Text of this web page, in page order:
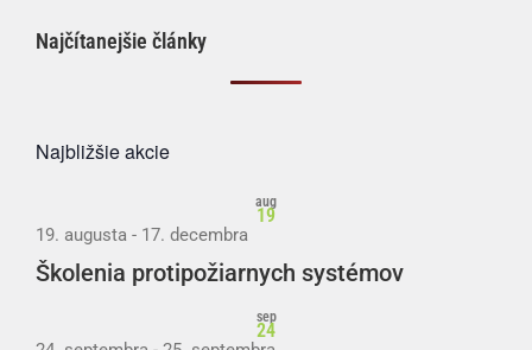
Najčítanejšie články
Najbližšie akcie
aug
19
19. augusta - 17. decembra
Školenia protipožiarnych systémov
sep
24